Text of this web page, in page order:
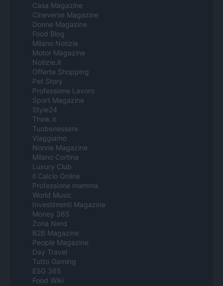
Casa Magazine
Cineverse Magazine
Donne Magazine
Food Blog
Milano Notizie
Motor Magazine
Notizie.it
Offerte Shopping
Pet Story
Professione Lavoro
Sport Magazine
Style24
Think.it
Tuobenessere
Viaggiamo
Nonne Magazine
Milano Cortina
Luxury Club
Il Calcio Online
Professione mamma
World Music
Investimenti Magazine
Money 365
Zona Nerd
B2B Magazine
People Magazine
Day Travel
Tutto Gaming
ESG 365
Food Wiki